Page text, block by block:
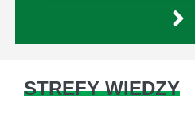
STREFY WIEDZY